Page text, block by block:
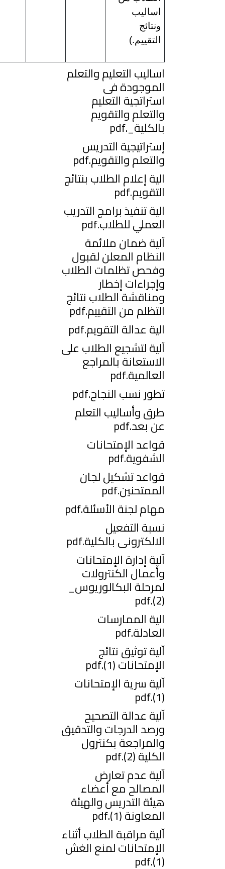
اساليب
ونتائج
التقييم.)
اساليب التعليم والتعلم
الموجودة فى
استراتجية التعليم
والتعلم والتقويم
بالكلية_.pdf
إستراتيجية التدريس
والتعلم والتقويم.pdf
الية إعلام الطلاب بنتائج
التقويم.pdf
الية تنفيذ برامج التدريب
العملي للطلاب.pdf
آلية ضمان ملائمة
النظام المعلن لقبول
وفحص تظلمات الطلاب
وإجراءات إخطار
ومناقشة الطلاب نتائج
التظلم من التقييم.pdf
الية عدالة التقويم.pdf
آلية لتشجيع الطلاب على
الاستعانة بالمراجع
العالمية.pdf
تطور نسب النجاح.pdf
طرق وأساليب التعلم
عن بعد.pdf
قواعد الإمتحانات
الشفوية.pdf
قواعد تشكيل لجان
الممتحنين.pdf
مهام لجنة الأسئلة.pdf
نسبة التفعيل
الالكترونى بالكلية.pdf
اّلية إدارة الإمتحانات
وأعمال الكنترولات
لمرحلة البكالوريوس_
الية الممارسات
العادلة.pdf
اّلية توثيق نتائج
الإمتحانات (1).pdf
اّلية سرية الإمتحانات
اّلية عدالة التصحيح
ورصد الدرجات والتدقيق
والمراجعة بكنترول
الكلية (2).pdf
اّلية عدم تعارض
المصالح مع أعضاء
هيئة التدريس والهيئة
المعاونة (1).pdf
اّلية مراقبة الطلاب أثناء
الإمتحانات لمنع الغش